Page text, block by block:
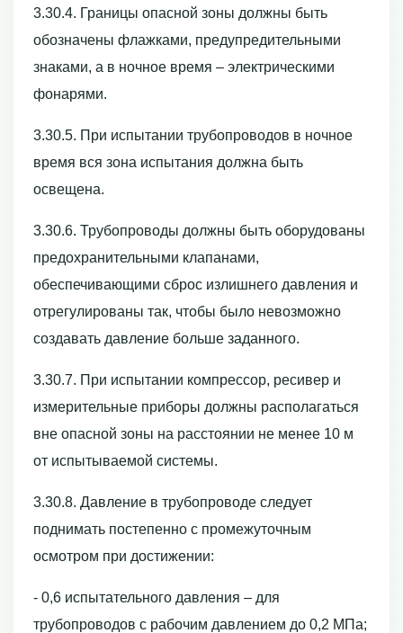
3.30.4. Границы опасной зоны должны быть
обозначены флажками, предупредительными
знаками, а в ночное время – электрическими
фонарями.
3.30.5. При испытании трубопроводов в ночное
время вся зона испытания должна быть
освещена.
3.30.6. Трубопроводы должны быть оборудованы
предохранительными клапанами,
обеспечивающими сброс излишнего давления и
отрегулированы так, чтобы было невозможно
создавать давление больше заданного.
3.30.7. При испытании компрессор, ресивер и
измерительные приборы должны располагаться
вне опасной зоны на расстоянии не менее 10 м
от испытываемой системы.
3.30.8. Давление в трубопроводе следует
поднимать постепенно с промежуточным
осмотром при достижении:
- 0,6 испытательного давления – для
трубопроводов с рабочим давлением до 0,2 МПа;